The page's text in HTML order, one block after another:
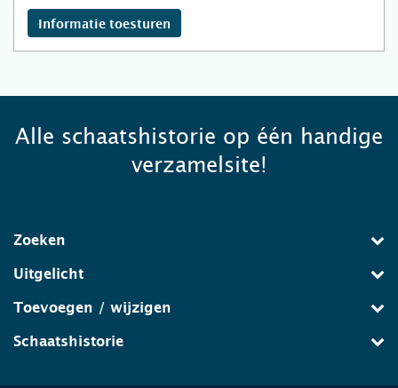
Informatie toesturen
Alle schaatshistorie op één handige
verzamelsite!
Zoeken
Uitgelicht
Toevoegen / wijzigen
Schaatshistorie